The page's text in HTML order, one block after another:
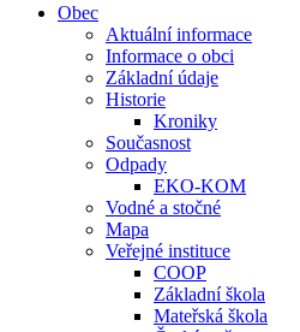
Obec
Aktuální informace
Informace o obci
Základní údaje
Historie
Kroniky
Současnost
Odpady
EKO-KOM
Vodné a stočné
Mapa
Veřejné instituce
COOP
Základní škola
Mateřská škola